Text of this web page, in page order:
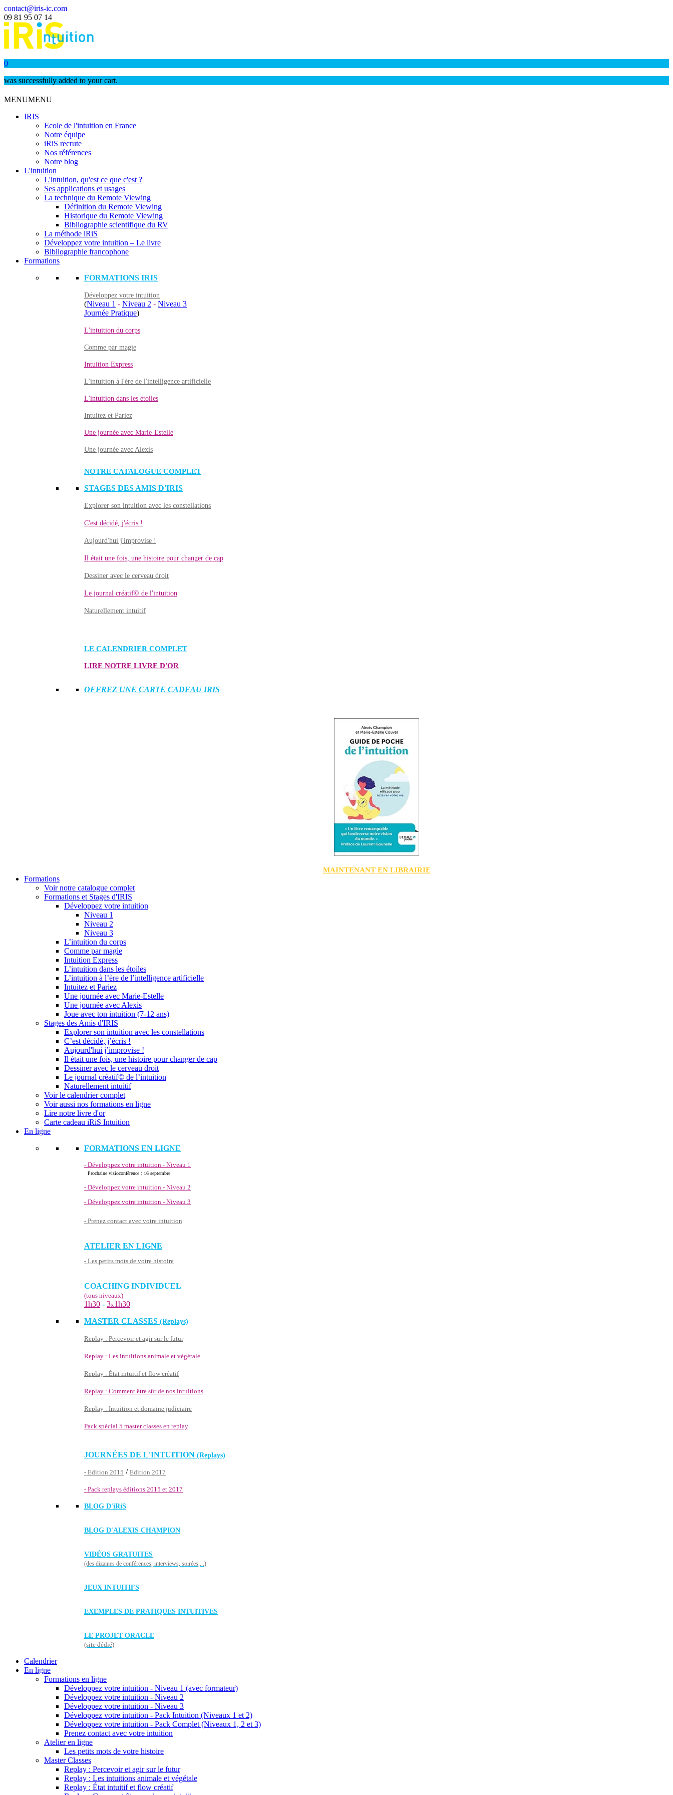
contact@iris-ic.com
09 81 95 07 14
0
was successfully added to your cart.
MENUMENU
IRIS
Ecole de l'intuition en France
Notre équipe
iRiS recrute
Nos références
Notre blog
L'intuition
L'intuition, qu'est ce que c'est ?
Ses applications et usages
La technique du Remote Viewing
Définition du Remote Viewing
Historique du Remote Viewing
Bibliographie scientifique du RV
La méthode iRiS
Développez votre intuition – Le livre
Bibliographie francophone
Formations
FORMATIONS IRIS
Développez votre intuition
(Niveau 1 - Niveau 2 - Niveau 3
Journée Pratique)
L'intuition du corps
Comme par magie
Intuition Express
L'intuition à l'ère de l'intelligence artificielle
L'intuition dans les étoiles
Intuitez et Pariez
Une journée avec Marie-Estelle
Une journée avec Alexis
NOTRE CATALOGUE COMPLET
STAGES DES AMIS D'IRIS
Explorer son intuition avec les constellations
C'est décidé, j'écris !
Aujourd'hui j'improvise !
Il était une fois, une histoire pour changer de cap
Dessiner avec le cerveau droit
Le journal créatif© de l'intuition
Naturellement intuitif
LE CALENDRIER COMPLET
LIRE NOTRE LIVRE D'OR
OFFREZ UNE CARTE CADEAU IRIS
MAINTENANT EN LIBRAIRIE
Formations
Voir notre catalogue complet
Formations et Stages d'IRIS
Développez votre intuition
Niveau 1
Niveau 2
Niveau 3
L’intuition du corps
Comme par magie
Intuition Express
L’intuition dans les étoiles
L’intuition à l’ère de l’intelligence artificielle
Intuitez et Pariez
Une journée avec Marie-Estelle
Une journée avec Alexis
Joue avec ton intuition (7-12 ans)
Stages des Amis d'IRIS
Explorer son intuition avec les constellations
C’est décidé, j’écris !
Aujourd'hui j’improvise !
Il était une fois, une histoire pour changer de cap
Dessiner avec le cerveau droit
Le journal créatif© de l’intuition
Naturellement intuitif
Voir le calendrier complet
Voir aussi nos formations en ligne
Lire notre livre d'or
Carte cadeau iRiS Intuition
En ligne
FORMATIONS EN LIGNE
- Développez votre intuition - Niveau 1
Prochaine visioconférence : 16 septembre
- Développez votre intuition - Niveau 2
- Développez votre intuition - Niveau 3
- Prenez contact avec votre intuition
ATELIER EN LIGNE
- Les petits mots de votre histoire
COACHING INDIVIDUEL
(tous niveaux)
1h30 - 3x1h30
MASTER CLASSES (Replays)
Replay : Percevoir et agir sur le futur
Replay : Les intuitions animale et végétale
Replay : État intuitif et flow créatif
Replay : Comment être sûr de nos intuitions
Replay : Intuition et domaine judiciaire
Pack spécial 5 master classes en replay
JOURNÉES DE L'INTUITION (Replays)
- Edition 2015 / Edition 2017
- Pack replays éditions 2015 et 2017
BLOG D'iRiS
BLOG D'ALEXIS CHAMPION
VIDÉOS GRATUITES
(des dizaines de conférences, interviews, soirées,...)
JEUX INTUITIFS
EXEMPLES DE PRATIQUES INTUITIVES
LE PROJET ORACLE
(site dédié)
Calendrier
En ligne
Formations en ligne
Développez votre intuition - Niveau 1 (avec formateur)
Développez votre intuition - Niveau 2
Développez votre intuition - Niveau 3
Développez votre intuition - Pack Intuition (Niveaux 1 et 2)
Développez votre intuition - Pack Complet (Niveaux 1, 2 et 3)
Prenez contact avec votre intuition
Atelier en ligne
Les petits mots de votre histoire
Master Classes
Replay : Percevoir et agir sur le futur
Replay : Les intuitions animale et végétale
Replay : État intuitif et flow créatif